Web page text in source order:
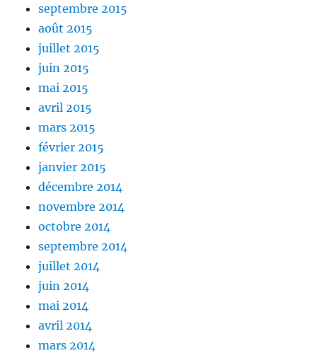
septembre 2015
août 2015
juillet 2015
juin 2015
mai 2015
avril 2015
mars 2015
février 2015
janvier 2015
décembre 2014
novembre 2014
octobre 2014
septembre 2014
juillet 2014
juin 2014
mai 2014
avril 2014
mars 2014